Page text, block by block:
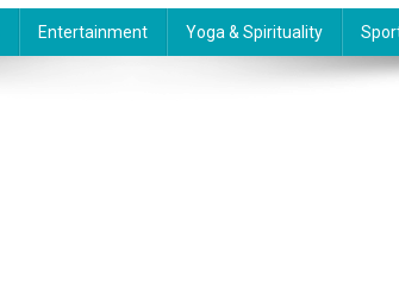
Entertainment Yoga & Spirituality